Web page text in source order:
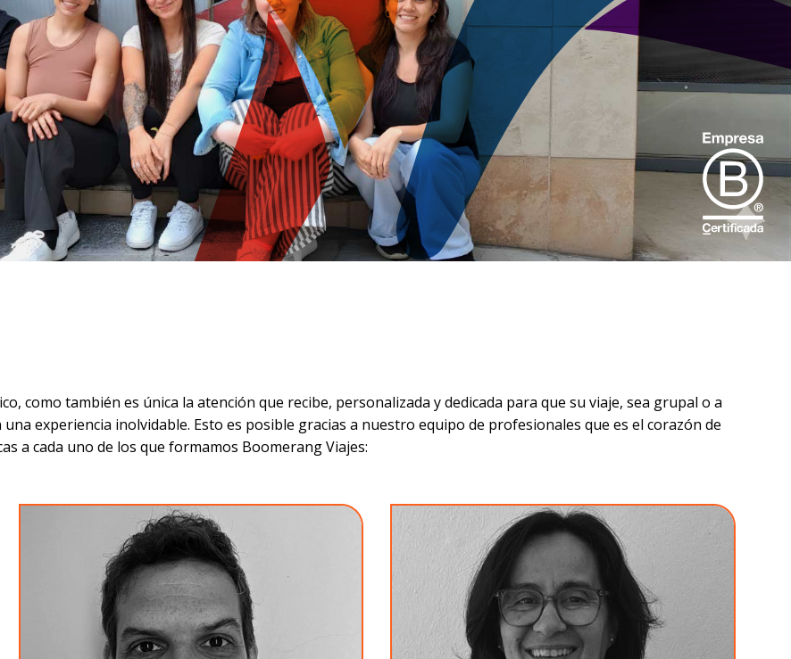
como también es única la atención que recibe, personalizada y dedicada para que su viaje, sea grupal o a
experiencia inolvidable. Esto es posible gracias a nuestro equipo de profesionales que es el corazón de
a cada uno de los que formamos Boomerang Viajes: